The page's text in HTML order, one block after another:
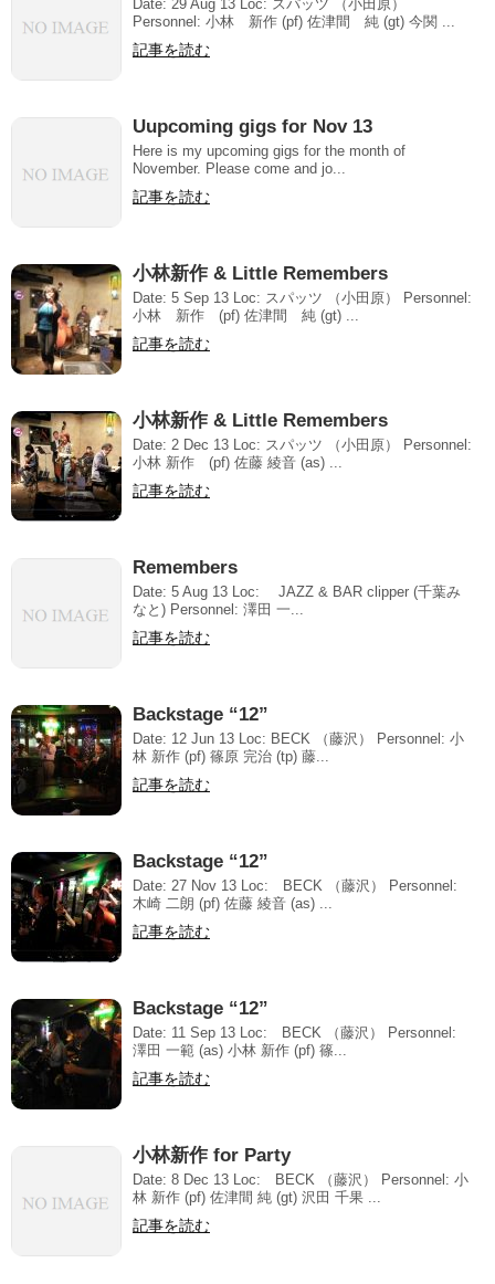
Date: 29 Aug 13 Loc: スパッツ （小田原）
Personnel: 小林 新作 (pf) 佐津間 純 (gt) 今関 ...
記事を読む
Uupcoming gigs for Nov 13
Here is my upcoming gigs for the month of
November. Please come and jo...
記事を読む
小林新作 & Little Remembers
Date: 5 Sep 13 Loc: スパッツ （小田原） Personnel:
小林 新作 (pf) 佐津間 純 (gt) ...
記事を読む
小林新作 & Little Remembers
Date: 2 Dec 13 Loc: スパッツ （小田原） Personnel:
小林 新作 (pf) 佐藤 綾音 (as) ...
記事を読む
Remembers
Date: 5 Aug 13 Loc: JAZZ & BAR clipper (千葉み
なと) Personnel: 澤田 一...
記事を読む
Backstage “12”
Date: 12 Jun 13 Loc: BECK （藤沢） Personnel: 小
林 新作 (pf) 篠原 完治 (tp) 藤...
記事を読む
Backstage “12”
Date: 27 Nov 13 Loc: BECK （藤沢） Personnel:
木崎 二朗 (pf) 佐藤 綾音 (as) ...
記事を読む
Backstage “12”
Date: 11 Sep 13 Loc: BECK （藤沢） Personnel:
澤田 一範 (as) 小林 新作 (pf) 篠...
記事を読む
小林新作 for Party
Date: 8 Dec 13 Loc: BECK （藤沢） Personnel: 小
林 新作 (pf) 佐津間 純 (gt) 沢田 千果 ...
記事を読む